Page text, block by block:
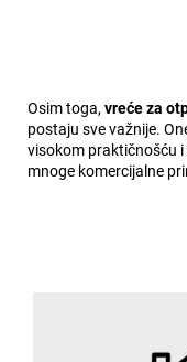
Osim toga, vreće za
postaju sve važnije.
visokom praktičnošću
mnoge komercijalne